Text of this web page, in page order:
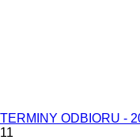
TERMINY ODBIORU -
11